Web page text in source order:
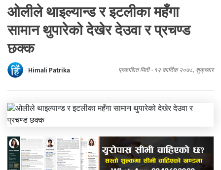
ओलीले थाइल्यान्ड र इटलीका महँगा
सामान थुपारेको देखेर देउवा र प्रचण्ड
छक्क
Himali Patrika प्रकाशित मिती - १२ कार्तिक २०७८, शुक्रवार